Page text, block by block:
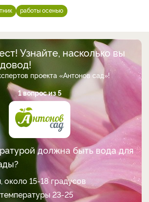
работы осенью
Узнайте, насколько вы
проекта «Антонов сад»!
1 вопрос из 5
должна быть вода для
около 15-18 градусов
23-25